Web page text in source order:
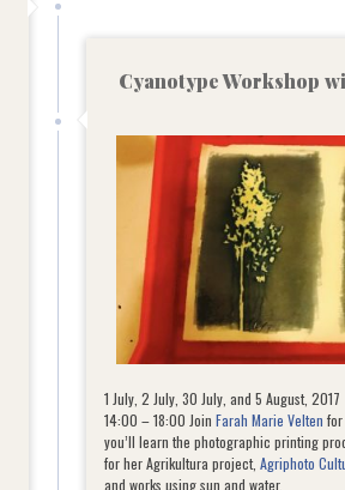
Cyanotype Workshop
1 July, 2 July, 30 July, and 5 August, 2017
14:00 – 18:00 Join Farah Marie Velten
you’ll learn the photographic printing
for her Agrikultura project, Agriphoto
and works using sun and water.